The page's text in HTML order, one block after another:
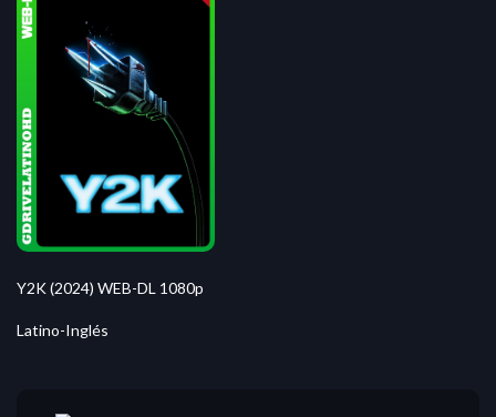
Y2K (2024) WEB-DL 1080p
Latino-Inglés